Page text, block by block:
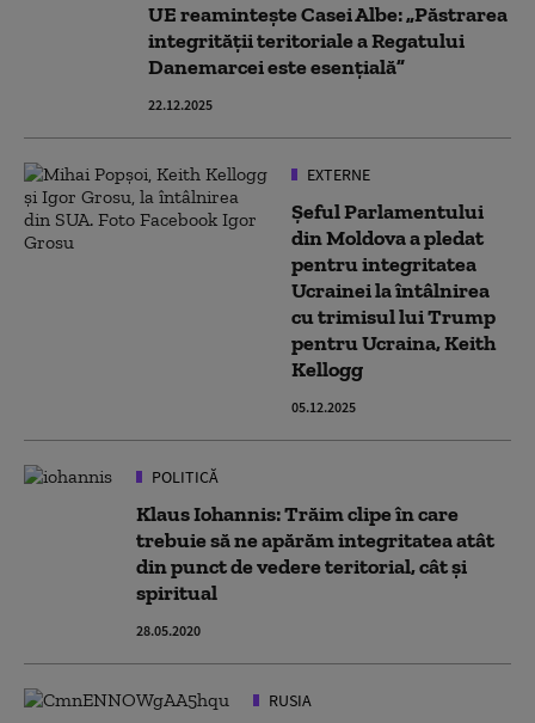
UE reamintește Casei Albe: „Păstrarea
integrităţii teritoriale a Regatului
Danemarcei este esențială”
22.12.2025
EXTERNE
Șeful Parlamentului
din Moldova a pledat
pentru integritatea
Ucrainei la întâlnirea
cu trimisul lui Trump
pentru Ucraina, Keith
Kellogg
05.12.2025
POLITICĂ
Klaus Iohannis: Trăim clipe în care
trebuie să ne apărăm integritatea atât
din punct de vedere teritorial, cât și
spiritual
28.05.2020
RUSIA